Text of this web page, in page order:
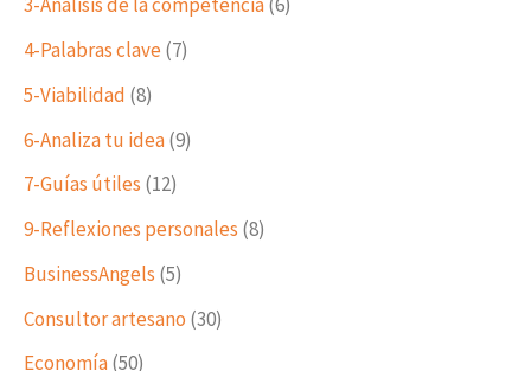
4-Palabras clave(7)
5-Viabilidad (8)
6-Analiza tu idea(9)
7-Guías útiles (12)
9-Reflexiones personales (8)
BusinessAngels (5)
Consultor artesano (30)
Economía(50)